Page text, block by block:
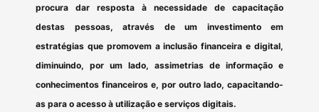
procura dar resposta à necessidade de capacitação
destas pessoas, através de um investimento em
estratégias que promovem a inclusão financeira e digital,
diminuindo, por um lado, assimetrias de informação e
conhecimentos financeiros e, por outro lado, capacitando-
as para o acesso à utilização e serviços digitais.